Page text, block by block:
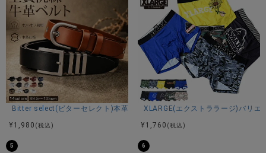
ホワイト/ベージュ/ブラック
Bitter select(ビターセレクト)本革ベルト/全14色
¥ 1,980 (税込)
XLARGE(エクストララージ)バリ
¥ 1,760 (税込)
5 6